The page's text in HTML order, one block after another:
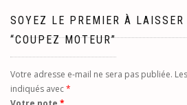
SOYEZ LE PREMIER À
“COUPEZ MOTEUR”
Votre adresse e-mail ne sera pas publiée.
indiqués avec*